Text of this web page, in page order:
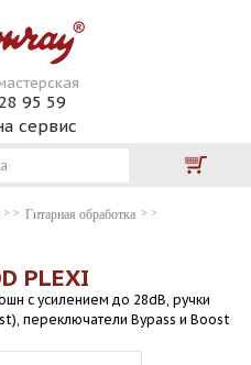
95 59
сервис
Гитарная обработка
PLEXI
с усилением до 28dB, ручки
переключатели Bypass и Boost